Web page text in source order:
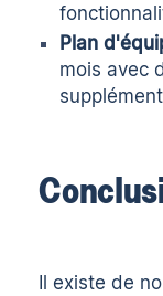
Plan
mois avec
Il existe de